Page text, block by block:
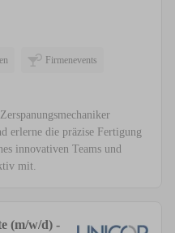
Firmenevents
erlerne die präzise Fertigung
innovativen Teams und
mit.
(m/w/d) -